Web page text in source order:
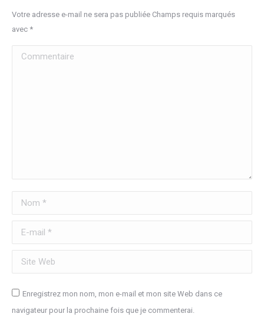
Votre adresse e-mail ne sera pas publiée Champs requis marqués
avec *
Commentaire
Nom *
E-mail *
Site Web
Enregistrez mon nom, mon e-mail et mon site Web dans ce
navigateur pour la prochaine fois que je commenterai.